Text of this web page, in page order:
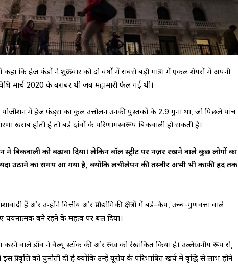
कि हेज फंडों ने शुक्रवार को दो वर्षों में सबसे बड़ी मात्रा में एकल शेयरों में अपनी
मार्च 2020 के बराबर थी जब महामारी फैल गई थी।
में हेज फंड्स का कुल उत्तोलन उनकी पुस्तकों के 2.9 गुना था, जो पिछले पांच
खराब होती है तो बड़े दांवों के परिणामस्वरूप बिकवाली हो सकती है।
ने बिकवाली को बढ़ावा दिया। लेकिन वॉल स्ट्रीट पर नज़र रखने वाले कुछ लोगों का
उठाने का समय आ गया है, क्योंकि लचीलेपन की तस्वीर अभी भी काफ़ी हद तक
हैं और उन्होंने वित्तीय और प्रौद्योगिकी क्षेत्रों में बड़े-कैप, उच्च-गुणवत्ता वाले
बने रहने के महत्व पर बल दिया।
करने वाले डॉव ने वैल्यू स्टॉक की ओर रुख को रेखांकित किया है। उल्लेखनीय रूप से,
प्रवृत्ति को चुनौती दी है क्योंकि उन्हें यूरोप के परिभाषित खर्च में वृद्धि से लाभ होने